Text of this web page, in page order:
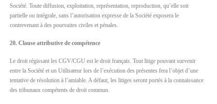
Société. Toute diffusion, exploitation, représentation, reproduction, qu’elle soit
partielle ou intégrale, sans l’autorisation expresse de la Société exposera le
contrevenant à des poursuites civiles et pénales.
20. Clause attributive de compétence
Le droit régissant les CGV/CGU est le droit français. Tout litige pouvant survenir
entre la Société et un Utilisateur lors de l’exécution des présentes fera l’objet d’une
tentative de résolution à l’amiable. A défaut, les litiges seront portés à la connaissance
des tribunaux compétents de droit commun.